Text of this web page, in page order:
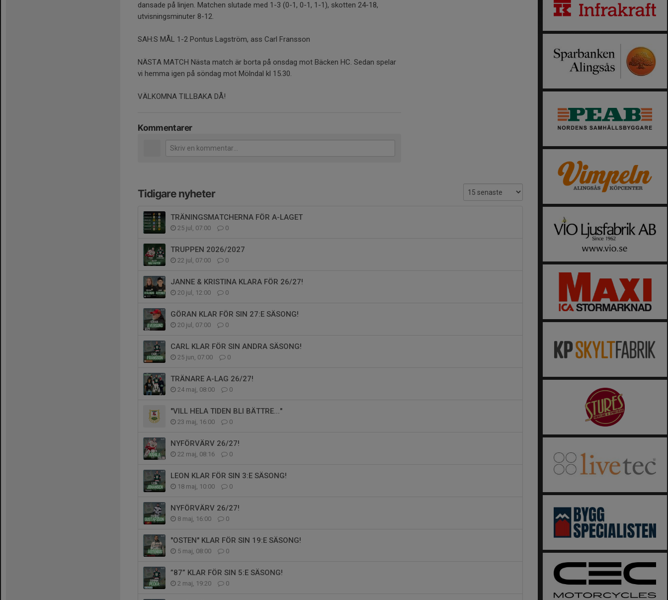
dansade på linjen. Matchen slutade med 1-3 (0-1, 0-1, 1-1), skotten 24-18,
utvisningsminuter 8-12.
SAH:S MÅL 1-2 Pontus Lagström, ass Carl Fransson
NÄSTA MATCH Nästa match är borta på onsdag mot Bäcken HC. Sedan spelar
vi hemma igen på söndag mot Mölndal kl 15.30.
VÄLKOMNA TILLBAKA DÅ!
Kommentarer
Tidigare nyheter
TRÄNINGSMATCHERNA FÖR A-LAGET
25 jul, 07:00 0
TRUPPEN 2026/2027
22 jul, 07:00 0
JANNE & KRISTINA KLARA FÖR 26/27!
20 jul, 12:00 0
GÖRAN KLAR FÖR SIN 27:E SÄSONG!
20 jul, 07:00 0
CARL KLAR FÖR SIN ANDRA SÄSONG!
25 jun, 07:00 0
TRÄNARE A-LAG 26/27!
24 maj, 08:00 0
"VILL HELA TIDEN BLI BÄTTRE..."
23 maj, 16:00 0
NYFÖRVÄRV 26/27!
22 maj, 08:16 0
LEON KLAR FÖR SIN 3:E SÄSONG!
18 maj, 10:00 0
NYFÖRVÄRV 26/27!
8 maj, 16:00 0
"OSTEN" KLAR FÖR SIN 19:E SÄSONG!
5 maj, 08:00 0
”87” KLAR FÖR SIN 5:E SÄSONG!
2 maj, 19:20 0